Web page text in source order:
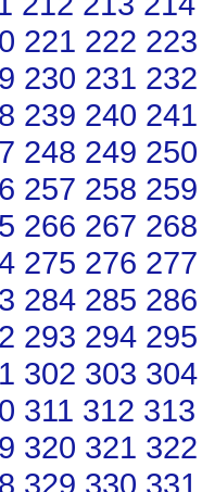
221 222 223
230 231 232
239 240 241
248 249 250
257 258 259
266 267 268
275 276 277
284 285 286
293 294 295
302 303 304
311 312 313
320 321 322
329 330 331